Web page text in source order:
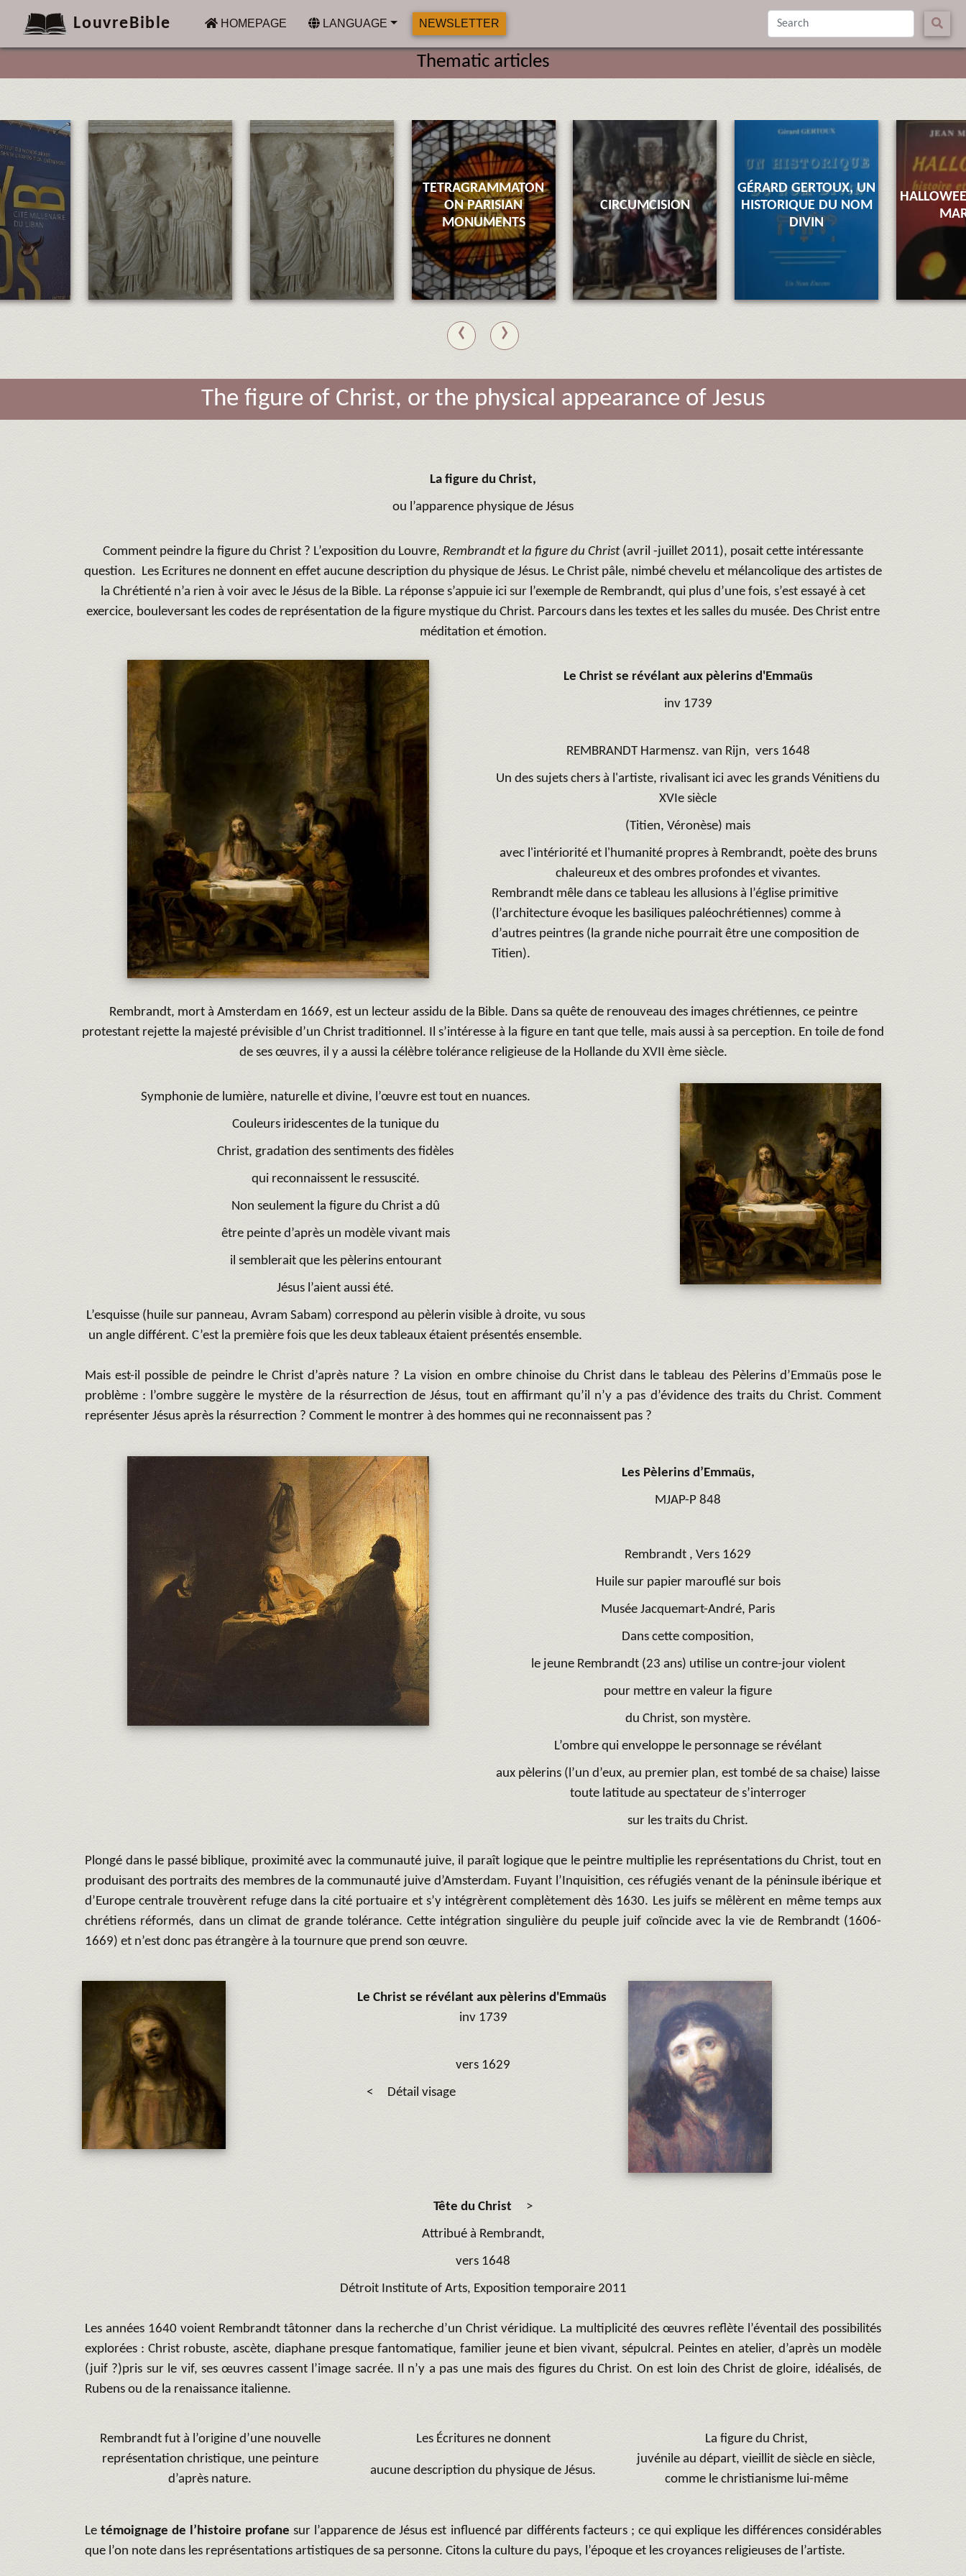
LouvreBible (CURRENT)
HOMEPAGE LANGUAGE NEWSLETTER
Thematic articles
TETRAGRAMMATON
ON PARISIAN
MONUMENTS
CIRCUMCISION
GÉRARD GERTOUX, UN
HISTORIQUE DU NOM
DIVIN
‹ ›
The figure of Christ, or the physical appearance of Jesus
La figure du Christ,
ou l’apparence physique de Jésus
Comment peindre la figure du Christ ? L’exposition du Louvre, Rembrandt et la figure du Christ(avril -juillet 2011), posait cette intéressante
question. Les Ecritures ne donnent en effet aucune description du physique de Jésus. Le Christ pâle, nimbé chevelu et mélancolique des artistes de
la Chrétienté n’a rien à voir avec le Jésus de la Bible. La réponse s’appuie ici sur l’exemple de Rembrandt, qui plus d’une fois, s’est essayé à cet
exercice, bouleversant les codes de représentation de la figure mystique du Christ. Parcours dans les textes et les salles du musée. Des Christ entre
méditation et émotion.
Le Christ se révélant aux pèlerins d'Emmaüs
inv 1739
REMBRANDT Harmensz. van Rijn, vers 1648
Un des sujets chers à l'artiste, rivalisant ici avec les grands Vénitiens du
XVIe siècle
(Titien, Véronèse) mais
avec l'intériorité et l'humanité propres à Rembrandt, poète des bruns
chaleureux et des ombres profondes et vivantes.
Rembrandt mêle dans ce tableau les allusions à l’église primitive
(l’architecture évoque les basiliques paléochrétiennes) comme à
d’autres peintres (la grande niche pourrait être une composition de
Titien).
Rembrandt, mort à Amsterdam en 1669, est un lecteur assidu de la Bible. Dans sa quête de renouveau des images chrétiennes, ce peintre
protestant rejette la majesté prévisible d’un Christ traditionnel. Il s’intéresse à la figure en tant que telle, mais aussi à sa perception. En toile de fond
de ses œuvres, il y a aussi la célèbre tolérance religieuse de la Hollande du XVII ème siècle.
Symphonie de lumière, naturelle et divine, l’œuvre est tout en nuances.
Couleurs iridescentes de la tunique du
Christ, gradation des sentiments des fidèles
qui reconnaissent le ressuscité.
Non seulement la figure du Christ a dû
être peinte d’après un modèle vivant mais
il semblerait que les pèlerins entourant
Jésus l’aient aussi été.
L’esquisse (huile sur panneau, Avram Sabam) correspond au pèlerin visible à droite, vu sous
un angle différent. C’est la première fois que les deux tableaux étaient présentés ensemble.
Mais est-il possible de peindre le Christ d’après nature ? La vision en ombre chinoise du Christ dans le tableau des Pèlerins d’Emmaüs pose le
problème : l’ombre suggère le mystère de la résurrection de Jésus, tout en affirmant qu’il n’y a pas d’évidence des traits du Christ. Comment
représenter Jésus après la résurrection ? Comment le montrer à des hommes qui ne reconnaissent pas ?
Les Pèlerins d’Emmaüs,
MJAP-P 848
Rembrandt , Vers 1629
Huile sur papier marouflé sur bois
Musée Jacquemart-André, Paris
Dans cette composition,
le jeune Rembrandt (23 ans) utilise un contre-jour violent
pour mettre en valeur la figure
du Christ, son mystère.
L’ombre qui enveloppe le personnage se révélant
aux pèlerins (l’un d’eux, au premier plan, est tombé de sa chaise) laisse
toute latitude au spectateur de s’interroger
sur les traits du Christ.
Plongé dans le passé biblique, proximité avec la communauté juive, il paraît logique que le peintre multiplie les représentations du Christ, tout en
produisant des portraits des membres de la communauté juive d’Amsterdam. Fuyant l’Inquisition, ces réfugiés venant de la péninsule ibérique et
d’Europe centrale trouvèrent refuge dans la cité portuaire et s’y intégrèrent complètement dès 1630. Les juifs se mêlèrent en même temps aux
chrétiens réformés, dans un climat de grande tolérance. Cette intégration singulière du peuple juif coïncide avec la vie de Rembrandt (1606-
1669) et n’est donc pas étrangère à la tournure que prend son œuvre.
Le Christ se révélant aux pèlerins d'Emmaüs
inv 1739
vers 1629
< Détail visage
Tête du Christ
>
Attribué à Rembrandt,
vers 1648
Détroit Institute of Arts, Exposition temporaire 2011
Les années 1640 voient Rembrandt tâtonner dans la recherche d’un Christ véridique. La multiplicité des œuvres reflète l’éventail des possibilités
explorées : Christ robuste, ascète, diaphane presque fantomatique, familier jeune et bien vivant, sépulcral. Peintes en atelier, d’après un modèle
(juif ?)pris sur le vif, ses œuvres cassent l’image sacrée. Il n’y a pas une mais des figures du Christ. On est loin des Christ de gloire, idéalisés, de
Rubens ou de la renaissance italienne.
Rembrandt fut à l’origine d’une nouvelle
représentation christique, une peinture
d’après nature.
Les Écritures ne donnent
aucune description du physique de Jésus.
La figure du Christ,
juvénile au départ, vieillit de siècle en siècle,
comme le christianisme lui-même
Letémoignage de l’histoire profane sur l’apparence de Jésus est influencé par différents facteurs ; ce qui explique les différences considérables
que l’on note dans les représentations artistiques de sa personne. Citons la culture du pays, l’époque et les croyances religieuses de l’artiste.